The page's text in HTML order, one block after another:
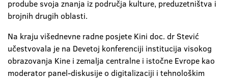
prodube svoja znanja iz područja kulture, preduzetništva i
brojnih drugih oblasti.
Na kraju višednevne radne posjete Kini doc. dr Stević
učestvovala je na Devetoj konferenciji institucija visokog
obrazovanja Kine i zemalja centralne i istočne Evrope kao
moderator panel-diskusije o digitalizaciji i tehnološkim